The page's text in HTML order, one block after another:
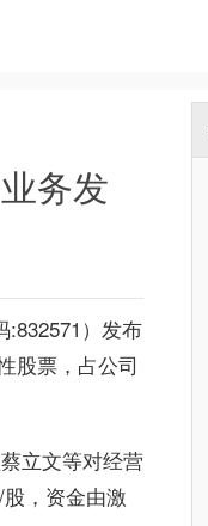
务发
:832571）发布
股票，占公司
立文等对经营
，资金由激